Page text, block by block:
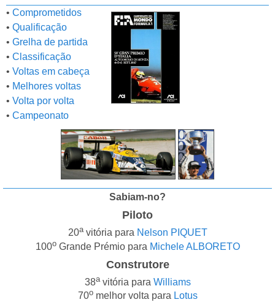
• Comprometidos
• Qualificação
• Grelha de partida
• Classificação
• Voltas em cabeça
• Melhores voltas
• Volta por volta
• Campeonato
Sabiam-no?
Piloto
20avitória para Nelson PIQUET
100oGrande Prémio para Michele ALBORETO
Construtore
38avitória para Williams
70omelhor volta para Lotus